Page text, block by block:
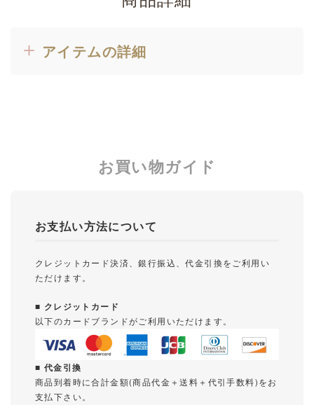
アイテムの詳細
お買い物ガイド
お支払い方法について
クレジットカード決済、銀行振込、代金引換をご利用い
ただけます。
■ クレジットカード
以下のカードブランドがご利用いただけます。
■ 代金引換
商品到着時に合計金額(商品代金＋送料＋代引手数料)をお
支払下さい。